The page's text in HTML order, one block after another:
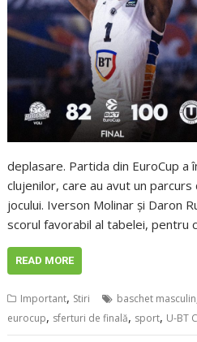
deplasare. Partida din EuroCup a
clujenilor, care au avut un
jocului. Iverson Molinar și Daron
scorul favorabil al tabelei, pentru
READ MORE
Important, Stiri baschet masculin
eurocup, sferturi de finală, sport, U-BT